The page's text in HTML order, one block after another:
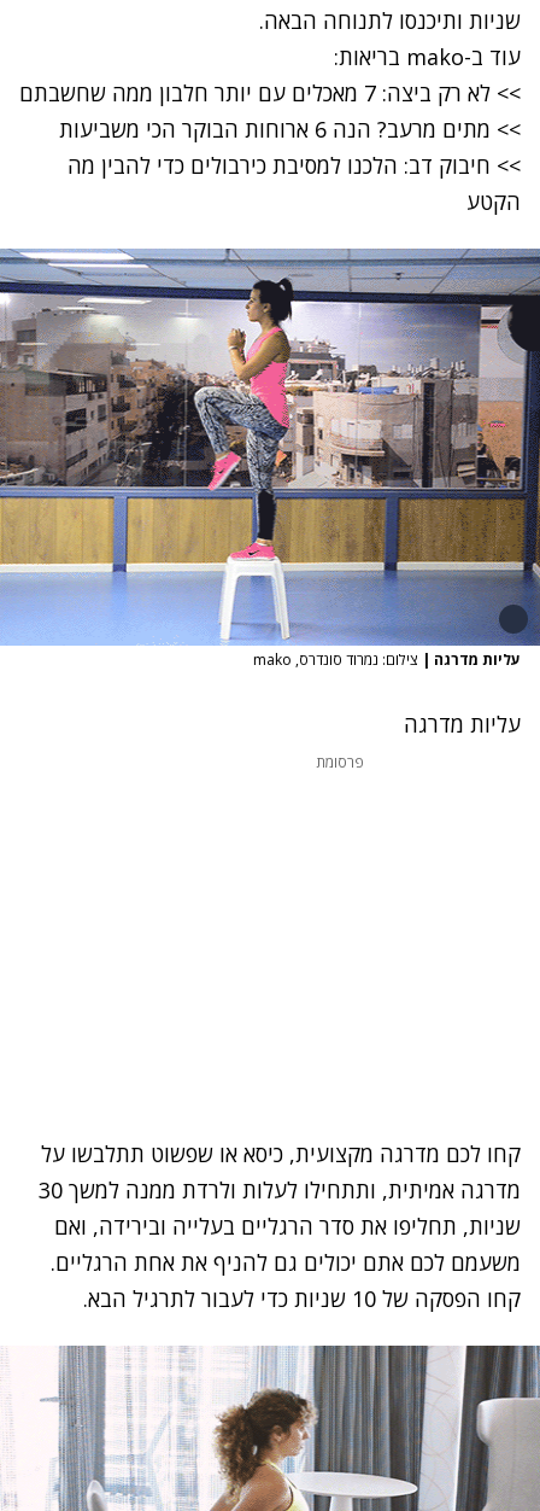
שניות ותיכנסו לתנוחה הבאה.
עוד ב-mako בריאות
:
>> לא רק ביצה: 7 מאכלים עם יותר חלבון ממה שחשבתם
>> מתים מרעב? הנה 6 ארוחות הבוקר הכי משביעות
>> חיבוק דב: הלכנו למסיבת כירבולים כדי להבין מה
הקטע
עליות מדרגה | צילום: נמרוד סונדרס, mako
עליות מדרגה
פרסומת
קחו לכם מדרגה מקצועית, כיסא או שפשוט תתלבשו על
מדרגה אמיתית, ותתחילו לעלות ולרדת ממנה למשך 30
שניות, תחליפו את סדר הרגליים בעלייה ובירידה, ואם
משעמם לכם אתם יכולים גם להניף את אחת הרגליים.
קחו הפסקה של 10 שניות כדי לעבור לתרגיל הבא.